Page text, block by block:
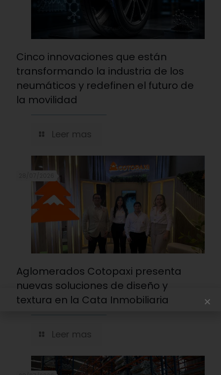
Cinco innovaciones que están
transformando la industria de los
neumáticos y redefinen el futuro de
la movilidad
Leer mas
Aglomerados Cotopaxi presenta
nuevas soluciones de diseño y
textura en la Cata Inmobiliaria
Leer mas